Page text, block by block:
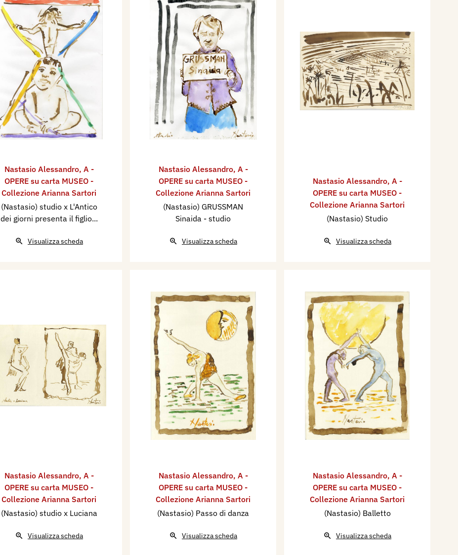
Nastasio Alessandro, A -
OPERE su carta MUSEO -
Collezione Arianna Sartori
(Nastasio) studio x L'Antico
dei giorni presenta il figlio...
Visualizza scheda
Nastasio Alessandro, A -
OPERE su carta MUSEO -
Collezione Arianna Sartori
(Nastasio) GRUSSMAN
Sinaida - studio
Visualizza scheda
Nastasio Alessandro, A -
OPERE su carta MUSEO -
Collezione Arianna Sartori
(Nastasio) Studio
Visualizza scheda
Nastasio Alessandro, A -
OPERE su carta MUSEO -
Collezione Arianna Sartori
(Nastasio) studio x Luciana
Visualizza scheda
Nastasio Alessandro, A -
OPERE su carta MUSEO -
Collezione Arianna Sartori
(Nastasio) Passo di danza
Visualizza scheda
Nastasio Alessandro, A -
OPERE su carta MUSEO -
Collezione Arianna Sartori
(Nastasio) Balletto
Visualizza scheda